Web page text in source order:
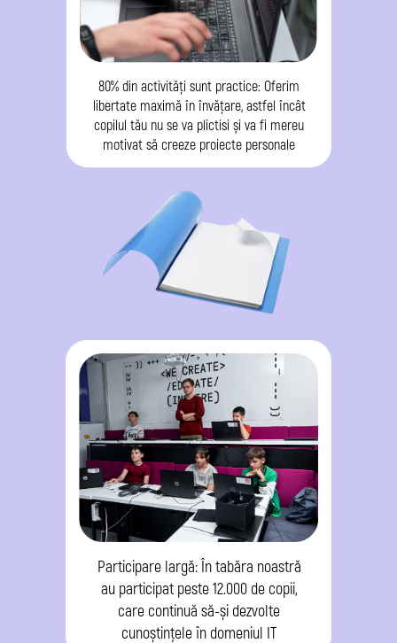
80% din activități sunt practice: Oferim
libertate maximă în învățare, astfel încât
copilul tău nu se va plictisi și va fi mereu
motivat să creeze proiecte personale
Participare largă: În tabăra noastră
au participat peste 12.000 de copii,
care continuă să-și dezvolte
cunoștințele în domeniul IT